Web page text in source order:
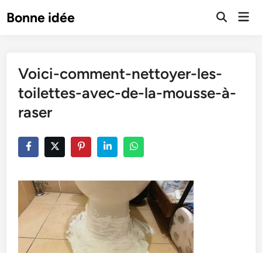
toBonne idée
Open
Voici-comment-nettoyer-les-
toilettes-avec-de-la-mousse-à-
raser